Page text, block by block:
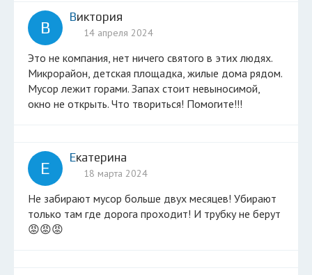
В
Виктория
14 апреля 2024
Это не компания, нет ничего святого в этих людях.
Микрорайон, детская площадка, жилые дома рядом.
Мусор лежит горами. Запах стоит невыносимой,
окно не открыть. Что твориться! Помогите!!!
Е
Екатерина
18 марта 2024
Не забирают мусор больше двух месяцев! Убирают
только там где дорога проходит! И трубку не берут
😡😡😡